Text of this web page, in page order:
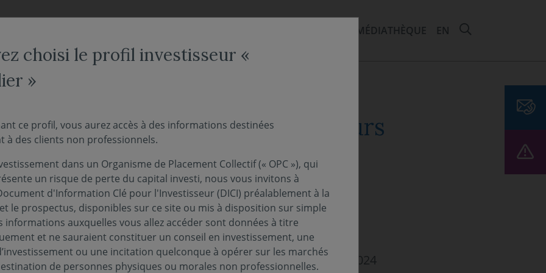
MÉDIATHÈQUE EN
l'Hebdo" - Flux des investisseurs
premier trimestre 2024
22 avril 2024
de notre suivi des marchés de la semaine - 22 avril 2024
choisi le profil investisseur «
»
ce profil, vous aurez accès à des informations destinées
à des clients non professionnels.
dans un Organisme de Placement Collectif (« OPC »), qui
un risque de perte du capital investi, nous vous invitons à
d'Information Clé pour l'Investisseur (DICI) préalablement à la
le prospectus, disponibles sur ce site ou mis à disposition sur simple
informations auxquelles vous allez accéder sont données à titre
et ne sauraient constituer un conseil en investissement, une
ou une incitation quelconque à opérer sur les marchés
de personnes physiques ou morales non professionnelles.